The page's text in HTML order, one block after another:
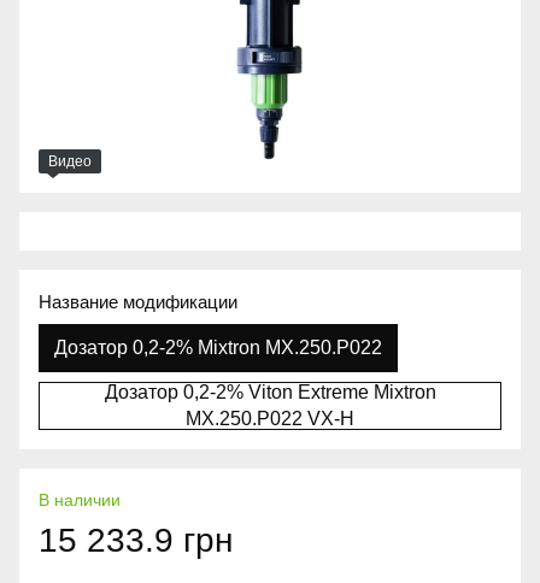
Видео
Название модификации
Дозатор 0,2-2% Mixtron MX.250.P022
Дозатор 0,2-2% Viton Extreme Mixtron
MX.250.P022 VX-H
В наличии
15 233.9 грн